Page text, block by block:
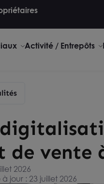
Activité / Entrepôts
de vente
2026
jour : 23 juillet 2026